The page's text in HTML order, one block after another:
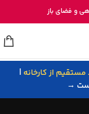
نیدمد
و فضای باز
از کارخانه |
→